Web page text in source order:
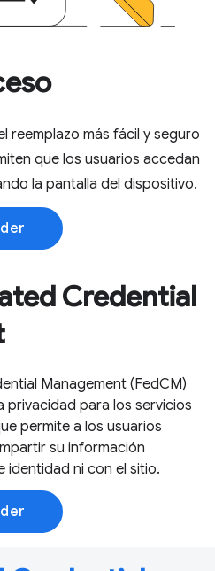
reemplazo más fácil y seguro
que los usuarios accedan
la pantalla del dispositivo.
Credential
Management (FedCM)
privacidad para los servicios
permite a los usuarios
su información
identidad ni con el sitio.